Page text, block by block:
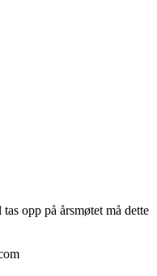
opp på årsmøtet må dette